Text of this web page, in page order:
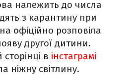
належить до числа
з карантину при
офіційно розповіла
другої дитини.
в інстаграмі
ніжну світлину.